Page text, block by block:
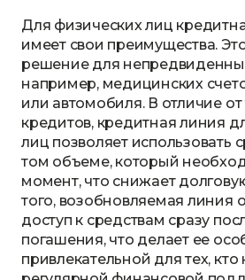
Для физических лиц
имеет свои преимущества.
решение для
например, медицинских
или автомобиля. В отличие
кредитов, кредитная линия
лиц позволяет использовать
том объеме, который
момент, что снижает
того, возобновляемая линия
доступ к средствам сразу
погашения, что делает ее
привлекательной для тех,